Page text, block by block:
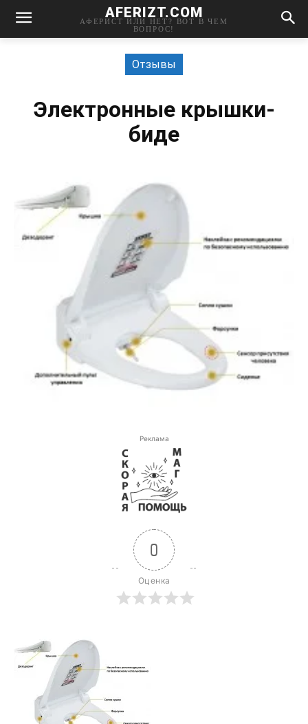
AFERIZT.COM
АФЕРИСТ ИЛИ НЕТ? ВОТ В ЧЕМ
ВОПРОС!
Отзывы
Электронные крышки-
биде
Реклама
0
Оценка